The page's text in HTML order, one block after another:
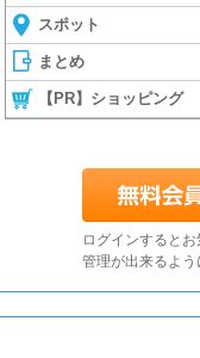
スポット
まとめ
【PR】ショッピング
ログインすると
管理が出来るよう